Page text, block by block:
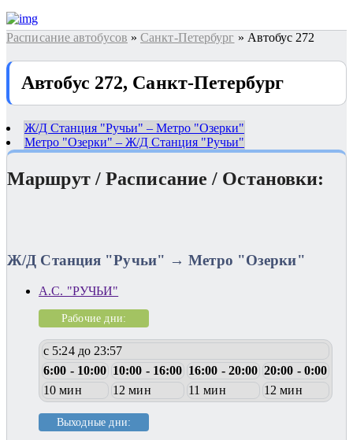
Расписание автобусов » Санкт-Петербург » Автобус 272
Автобус 272, Санкт-Петербург
Ж/Д Станция "Ручьи" – Метро "Озерки"
Метро "Озерки" – Ж/Д Станция "Ручьи"
Маршрут / Расписание / Остановки:
Ж/Д Станция "Ручьи" → Метро "Озерки"
А.С. "РУЧЬИ"
Рабочие дни:
с 5:24 до 23:57
6:00 - 10:00 10:00 - 16:00 16:00 - 20:00 20:00 - 0:00
10 мин
12 мин 11 мин 12 мин
Выходные дни: